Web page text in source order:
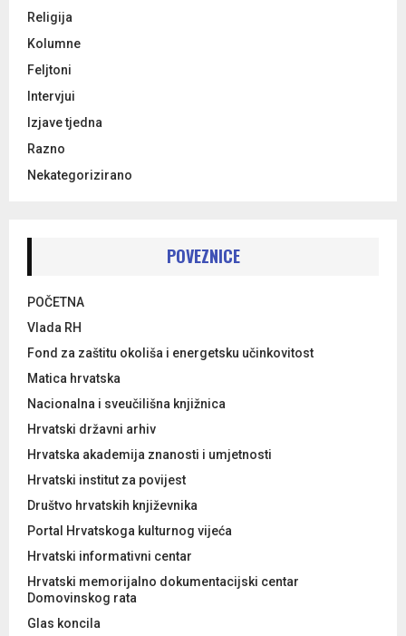
Religija
Kolumne
Feljtoni
Intervjui
Izjave tjedna
Razno
Nekategorizirano
POVEZNICE
POČETNA
Vlada RH
Fond za zaštitu okoliša i energetsku učinkovitost
Matica hrvatska
Nacionalna i sveučilišna knjižnica
Hrvatski državni arhiv
Hrvatska akademija znanosti i umjetnosti
Hrvatski institut za povijest
Društvo hrvatskih književnika
Portal Hrvatskoga kulturnog vijeća
Hrvatski informativni centar
Hrvatski memorijalno dokumentacijski centar
Domovinskog rata
Glas koncila